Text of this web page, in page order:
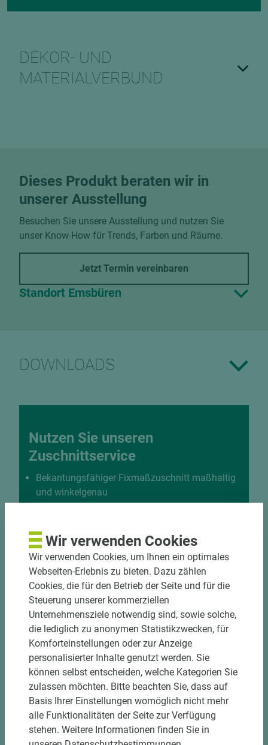
DEKOR- UND
MATERIALVERBUND
Dieses Produkt beraten wir in
unserer Ausstellung
Besuchen Sie unsere Ausstellung und nutzen Sie
unser Know-How für Trends, Farben und Räume.
Jetzt Termin vereinbaren
Standort Emsbüren
DOWNLOADS
Nutzen Sie unseren
Zuschnittservice
Bekantungsfähiger Fixmaßzuschnitt maßhaltig
und winkelgenau
Hohe und präzise Leistung durch
Einzelteiletikettierung auf Wunsch möglich
Materialschonende und kundengerechte
Verpackung der Fixmaße
Jetzt Zuschnitt anfragen
Wir verwenden Cookies
Wir verwenden Cookies, um Ihnen ein optimales
Webseiten-Erlebnis zu bieten. Dazu zählen
Cookies, die für den Betrieb der Seite und für die
Steuerung unserer kommerziellen
Unternehmensziele notwendig sind, sowie solche,
die lediglich zu anonymen Statistikzwecken, für
Komforteinstellungen oder zur Anzeige
personalisierter Inhalte genutzt werden. Sie
können selbst entscheiden, welche Kategorien Sie
zulassen möchten. Bitte beachten Sie, dass auf
Basis Ihrer Einstellungen womöglich nicht mehr
alle Funktionalitäten der Seite zur Verfügung
stehen. Weitere Informationen finden Sie in